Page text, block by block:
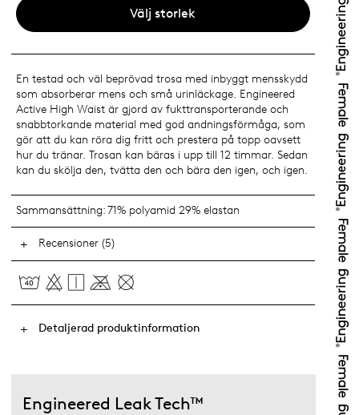
Välj storlek
En testad och väl beprövad trosa med inbyggt mensskydd
som absorberar mens och små urinläckage. Engineered
Active High Waist är gjord av fukttransporterande och
snabbtorkande material med god andningsförmåga, som
gör att du kan röra dig fritt och prestera på topp oavsett
hur du tränar. Trosan kan bäras i upp till 12 timmar. Sedan
kan du skölja den, tvätta den och bära den igen, och igen.
Sammansättning:71% polyamid 29% elastan
Recensioner (5)
Detaljerad produktinformation
Engineered Leak Tech™